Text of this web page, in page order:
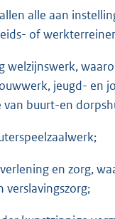
alle aan
of
welzijnswerk,
jeugd- en
buurt-en
en zorg,
verslavingszorg;